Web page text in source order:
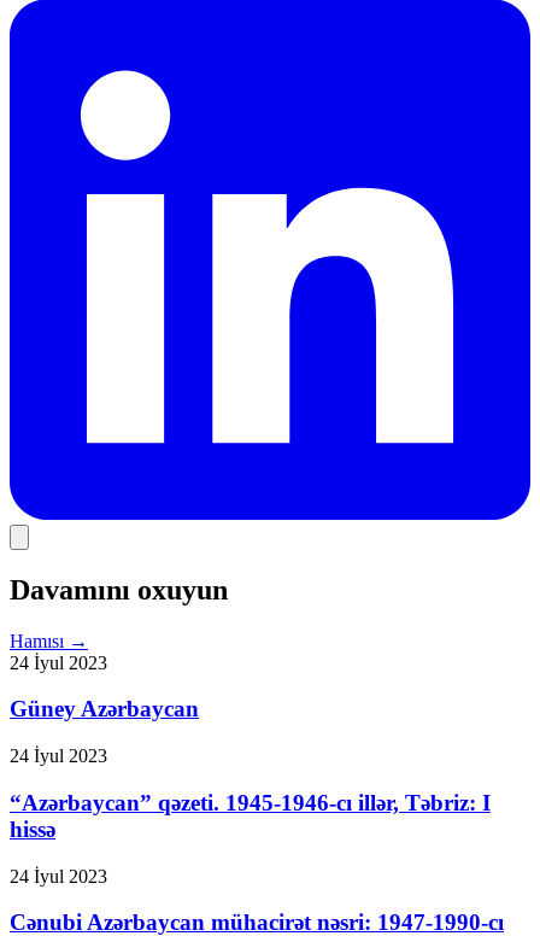
Davamını oxuyun
Hamısı →
24 İyul 2023
Güney Azərbaycan
24 İyul 2023
“Azərbaycan” qəzeti. 1945-1946-cı illər, Təbriz: I
hissə
24 İyul 2023
Cənubi Azərbaycan mühacirət nəsri: 1947-1990-cı